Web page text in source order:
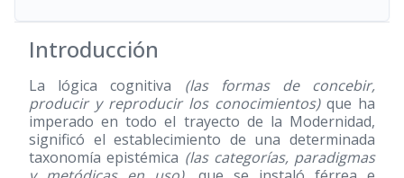
Introducción
La lógica cognitiva (las formas de concebir,
producir y reproducir los conocimientos)que ha
imperado en todo el trayecto de la Modernidad,
significó el establecimiento de una determinada
taxonomía epistémica (las categorías, paradigmas